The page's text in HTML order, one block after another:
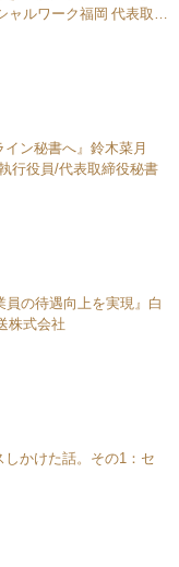
ルワーク福岡 代表取締
イン秘書へ』鈴木菜月
行役員/代表取締役秘書
員の待遇向上を実現』白
株式会社
しかけた話。その1：セ